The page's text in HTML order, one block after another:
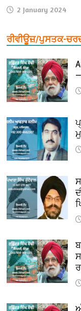
2 January 2024
ਰੀਵੀਊਜ਼/ਪੁਸਤਕ-